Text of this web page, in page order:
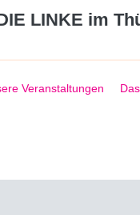
LINKE im
Veranstaltungen